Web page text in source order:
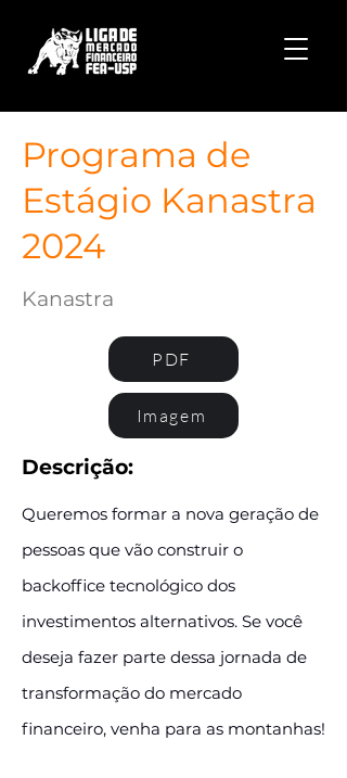
Programa de
Estágio Kanastra
2024
Kanastra
PDF
Imagem
Descrição:
Queremos formar a nova geração de
pessoas que vão construir o
backoffice tecnológico dos
investimentos alternativos. Se você
deseja fazer parte dessa jornada de
transformação do mercado
financeiro, venha para as montanhas!